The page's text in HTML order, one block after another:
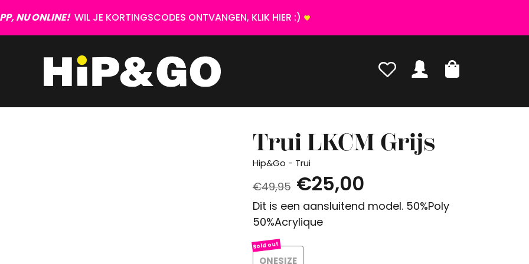
NU ONLINE! WIL JE KORTINGSCODES ONTVANGEN, KLIK HIER :)
Trui LKCM Grijs
Hip&Go - Trui
€49,95 €25,00
Dit is een aansluitend model. 50%Poly
50%Acrylique
ONESIZE